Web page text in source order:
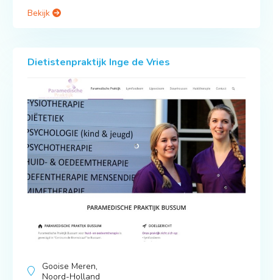
Bekijk
Dietistenpraktijk Inge de Vries
Gooise Meren,
Noord-Holland